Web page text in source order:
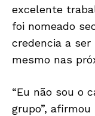
excelente
foi nomeado
credencia a
mesmo nas
“Eu não sou o
grupo”,